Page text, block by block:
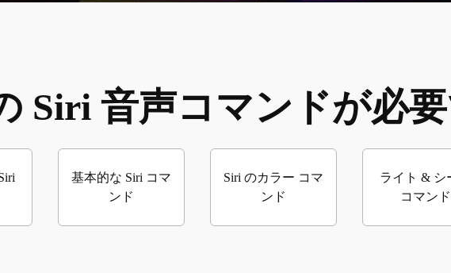
Siri 音声コマンドが必
基本的な Siri コマ
ンド
Siri のカラー コマ
ンド
ライト & シ
コマンド